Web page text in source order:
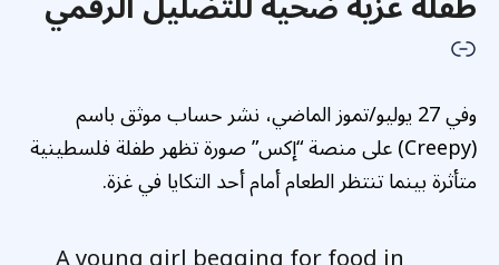
وفي 27 يوليو/تموز الماضي، نشر حساب موثق باسم
(Creepy) على منصة “إكس” صورة تظهر طفلة فلسطينية
متأثرة بينما تنتظر الطعام أمام أحد التكايا في غزة.